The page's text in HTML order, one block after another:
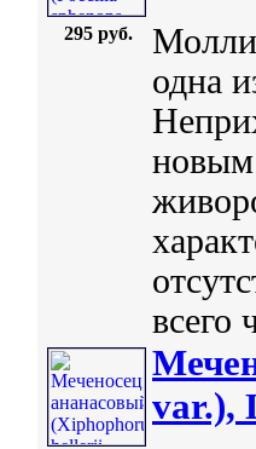
295 руб.
одна
новым
всего
var.),